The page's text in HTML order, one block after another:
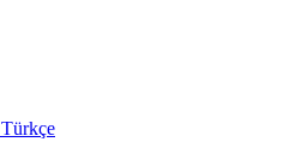
Türkçe